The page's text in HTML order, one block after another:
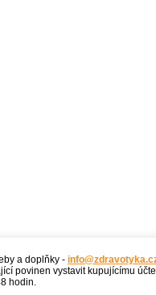
a doplňky -
povinen vystavit kupujícímu
hodin.